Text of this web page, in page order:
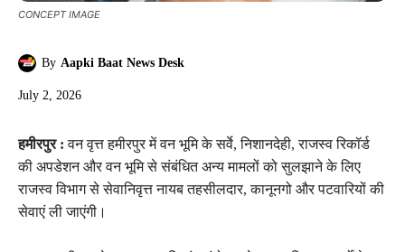
CONCEPT IMAGE
By Aapki Baat News Desk
July 2, 2026
हमीरपुर : वन वृत्त हमीरपुर में वन भूमि के सर्वे, निशानदेही, राजस्व रिकॉर्ड
की अपडेशन और वन भूमि से संबंधित अन्य मामलों को सुलझाने के लिए
राजस्व विभाग से सेवानिवृत्त नायब तहसीलदार, कानूनगो और पटवारियों की
सेवाएं ली जाएंगी।